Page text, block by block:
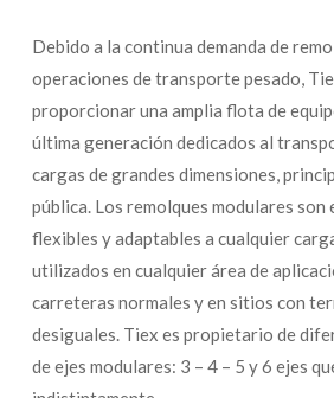
Debido a la continua demanda de
operaciones de transporte pesado,
proporcionar una amplia flota de
última generación dedicados al
cargas de grandes dimensiones,
pública. Los remolques modulares
flexibles y adaptables a cualquier
utilizados en cualquier área de
carreteras normales y en sitios con
desiguales. Tiex es propietario de
de ejes modulares: 3 – 4 – 5 y 6 ejes